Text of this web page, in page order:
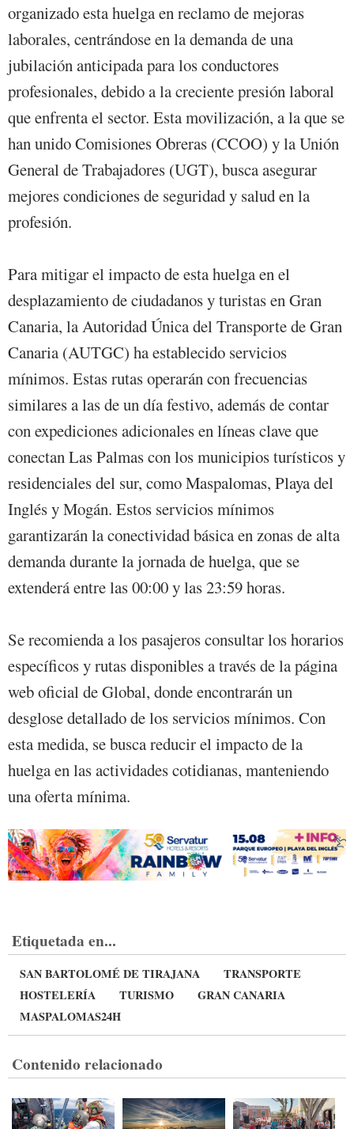
organizado esta huelga en reclamo de mejoras
laborales, centrándose en la demanda de una
jubilación anticipada para los conductores
profesionales, debido a la creciente presión laboral
que enfrenta el sector. Esta movilización, a la que se
han unido Comisiones Obreras (CCOO) y la Unión
General de Trabajadores (UGT), busca asegurar
mejores condiciones de seguridad y salud en la
profesión.
Para mitigar el impacto de esta huelga en el
desplazamiento de ciudadanos y turistas en Gran
Canaria, la Autoridad Única del Transporte de Gran
Canaria (AUTGC) ha establecido servicios
mínimos. Estas rutas operarán con frecuencias
similares a las de un día festivo, además de contar
con expediciones adicionales en líneas clave que
conectan Las Palmas con los municipios turísticos y
residenciales del sur, como Maspalomas, Playa del
Inglés y Mogán. Estos servicios mínimos
garantizarán la conectividad básica en zonas de alta
demanda durante la jornada de huelga, que se
extenderá entre las 00:00 y las 23:59 horas.
Se recomienda a los pasajeros consultar los horarios
específicos y rutas disponibles a través de la página
web oficial de Global, donde encontrarán un
desglose detallado de los servicios mínimos. Con
esta medida, se busca reducir el impacto de la
huelga en las actividades cotidianas, manteniendo
una oferta mínima.
Etiquetada en...
SAN BARTOLOMÉ DE TIRAJANA
TRANSPORTE
HOSTELERÍA
TURISMO
GRAN CANARIA
MASPALOMAS24H
Contenido relacionado